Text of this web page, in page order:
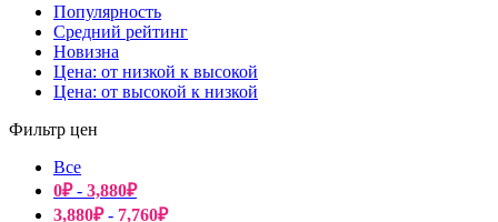
Популярность
Средний рейтинг
Новизна
Цена: от низкой к высокой
Цена: от высокой к низкой
Фильтр цен
Все
0₽- 3,880₽
3,880₽- 7,760₽